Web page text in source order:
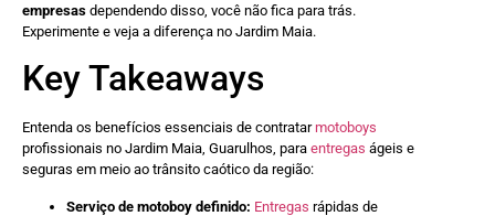
empresas dependendo disso, você não fica para trás.
Experimente e veja a diferença no Jardim Maia.
Key Takeaways
Entenda os benefícios essenciais de contratarmotoboys
profissionais no Jardim Maia, Guarulhos, para entregas ágeis e
seguras em meio ao trânsito caótico da região:
Serviço de motoboy definido: Entregas rápidas de